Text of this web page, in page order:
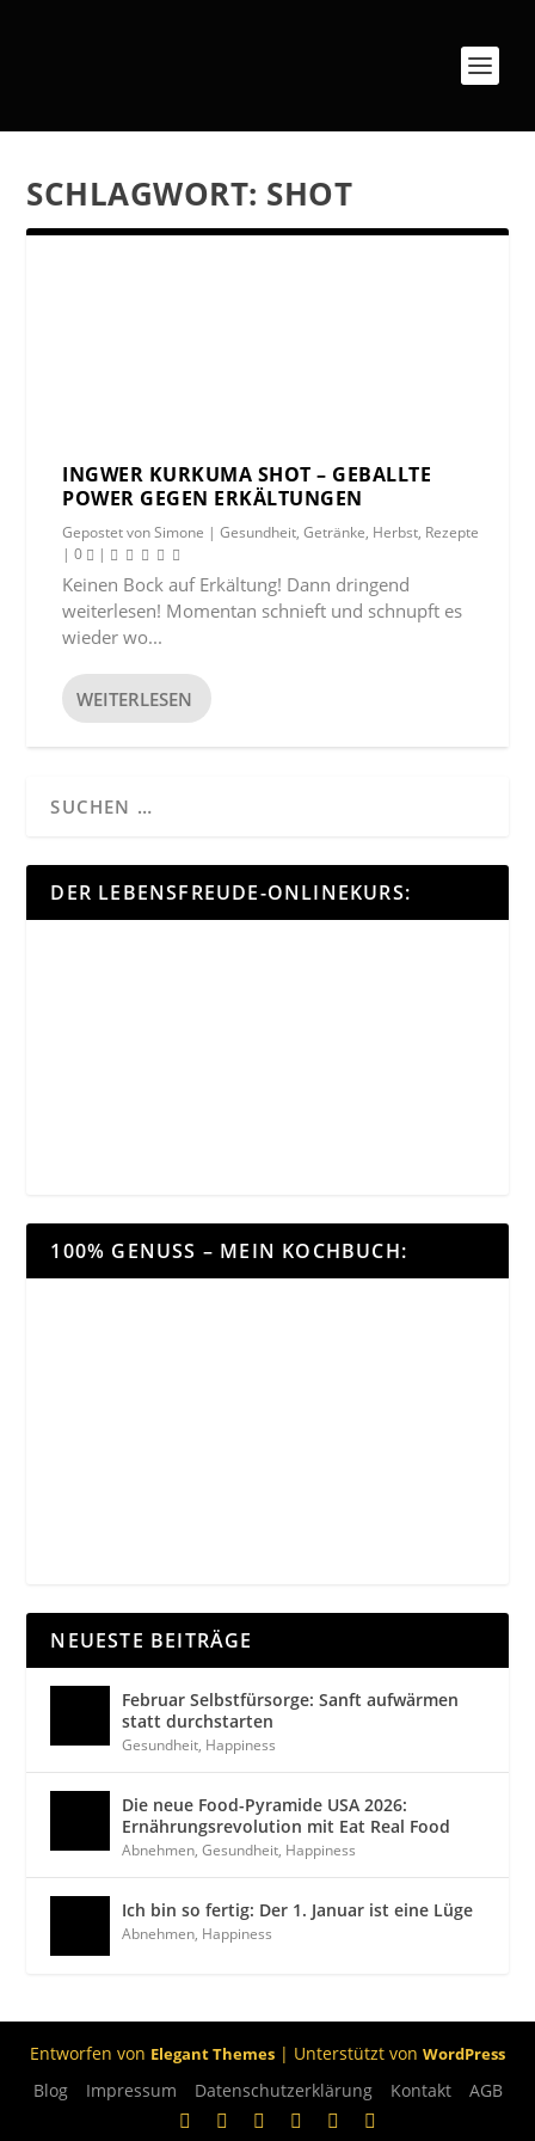
SCHLAGWORT: SHOT
INGWER KURKUMA SHOT – GEBALLTE
POWER GEGEN ERKÄLTUNGEN
Gepostet vonSimone |Gesundheit,Getränke, Herbst, Rezepte
|0 |
Keinen Bock auf Erkältung! Dann dringend
weiterlesen! Momentan schnieft und schnupft es
wieder wo...
WEITERLESEN
DER LEBENSFREUDE-ONLINEKURS:
100% GENUSS – MEIN KOCHBUCH:
NEUESTE BEITRÄGE
Februar Selbstfürsorge: Sanft aufwärmen
statt durchstarten
Gesundheit, Happiness
Die neue Food-Pyramide USA 2026:
Ernährungsrevolution mit Eat Real Food
Abnehmen,Gesundheit, Happiness
Ich bin so fertig: Der 1. Januar ist eine Lüge
Abnehmen, Happiness
Entworfen von Elegant Themes | Unterstützt von WordPress
Blog Impressum Datenschutzerklärung Kontakt AGB